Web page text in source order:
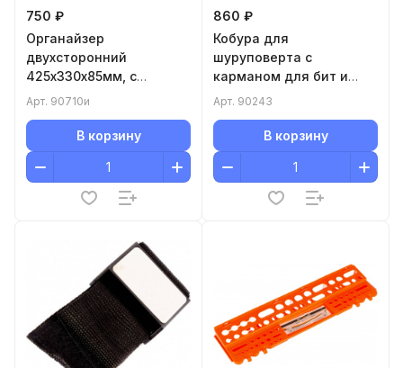
750 ₽
Органайзер
двухсторонний
425х330х85мм, с
переставными
Арт. 90710и
В корзину
860 ₽
Кобура для
шуруповерта с
карманом для бит и
сверл// Matrix
Арт. 90243
В корзину